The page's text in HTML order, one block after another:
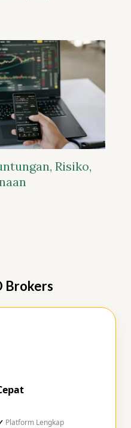
Risiko,
Brokers
Platform Lengkap